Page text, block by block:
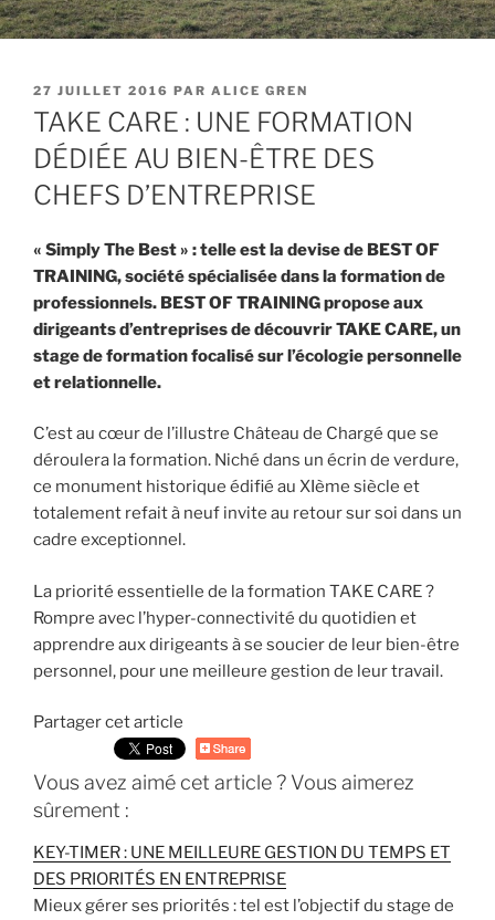
PUBLIÉ
LE
27 JUILLET 2016 PAR ALICE GREN
TAKE CARE : UNE FORMATION
DÉDIÉE AU BIEN-ÊTRE DES
CHEFS D’ENTREPRISE
« Simply The Best » : telle est la devise de BEST OF
TRAINING, société spécialisée dans la formation de
professionnels. BEST OF TRAINING propose aux
dirigeants d’entreprises de découvrir TAKE CARE, un
stage de formation focalisé sur l’écologie personnelle
et relationnelle.
C’est au cœur de l’illustre Château de Chargé que se
déroulera la formation. Niché dans un écrin de verdure,
ce monument historique édifié au XIème siècle et
totalement refait à neuf invite au retour sur soi dans un
cadre exceptionnel.
La priorité essentielle de la formation TAKE CARE ?
Rompre avec l’hyper-connectivité du quotidien et
apprendre aux dirigeants à se soucier de leur bien-être
personnel, pour une meilleure gestion de leur travail.
Partager cet article
Vous avez aimé cet article ? Vous aimerez
sûrement :
KEY-TIMER : UNE MEILLEURE GESTION DU TEMPS ET
DES PRIORITÉS EN ENTREPRISE
Mieux gérer ses priorités : tel est l’objectif du stage de